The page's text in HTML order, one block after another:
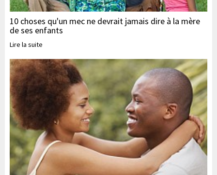
10 choses qu'un mec ne devrait jamais dire à la mère
de ses enfants
Lire la suite